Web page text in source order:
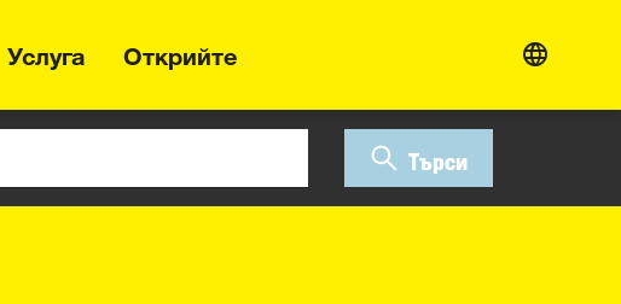
Услуга Открийте
Търси